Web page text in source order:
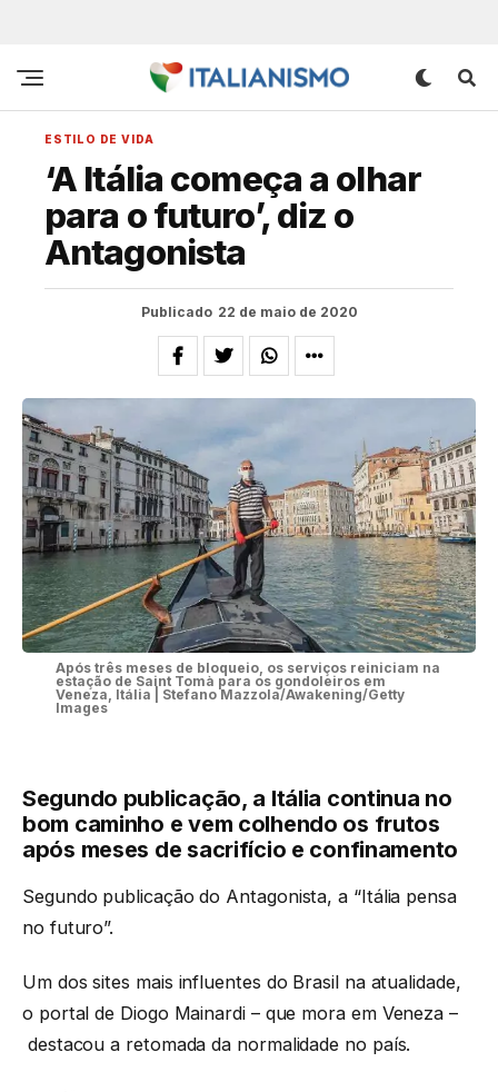
ESTILO DE VIDA
‘A Itália começa a olhar
para o futuro’, diz o
Antagonista
Publicado 22 de maio de 2020
Após três meses de bloqueio, os serviços reiniciam na
estação de Saint Tomà para os gondoleiros em
Veneza, Itália | Stefano Mazzola/Awakening/Getty
Images
Segundo publicação, a Itália continua no
bom caminho e vem colhendo os frutos
após meses de sacrifício e confinamento
Segundo publicação do Antagonista, a “Itália pensa
no futuro”.
Um dos sites mais influentes do Brasil na atualidade,
o portal de Diogo Mainardi – que mora em Veneza –
destacou a retomada da normalidade no país.